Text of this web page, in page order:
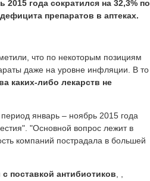
года сократился на 32,3% по
препаратов в аптеках.
что по некоторым позициям
даже на уровне инфляции. В то
каких-либо лекарств не
январь – ноябрь 2015 года
"Основной вопрос лежит в
компаний пострадала в большей
поставкой антибиотиков, ,